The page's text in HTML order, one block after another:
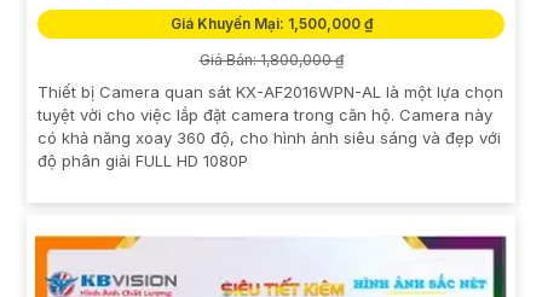
Giá Khuyến Mại: 1,500,000 ₫
Giá Bán: 1,800,000 ₫
Thiết bị Camera quan sát KX-AF2016WPN-AL là một lựa chọn
tuyệt vời cho việc lắp đặt camera trong căn hộ. Camera này
có khả năng xoay 360 độ, cho hình ảnh siêu sáng và đẹp với
độ phân giải FULL HD 1080P